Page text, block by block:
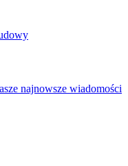
najnowsze wiadomości